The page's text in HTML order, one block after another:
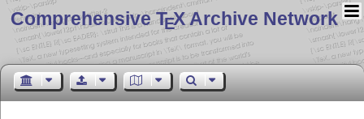
Comprehensive TEX Archive Network